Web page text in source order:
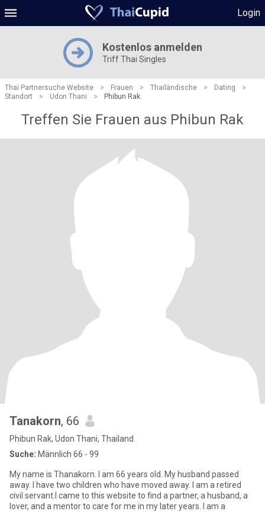
Login
Kostenlos anmelden
Triff Thai Singles
Thai Partnersuche Website > Frauen > Thailändische > Dating
>
Standort
> Udon Thani > Phibun Rak
Treffen Sie Frauen aus Phibun Rak
Tanakorn, 66
Phibun Rak, Udon Thani, Thailand
Suche: Männlich 66 - 99
My name is Thanakorn. I am 66 years old. My husband passed
away. I have two children who have moved away. I am a retired
civil servant.I came to this website to find a partner, a husband, a
lover, and a mentor to care for me in my later years. I am a